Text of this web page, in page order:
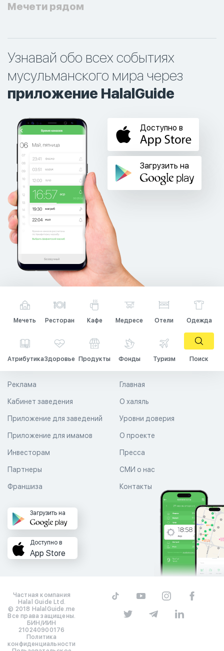
Мечети рядом
Узнавай обо всех событиях
мусульманского мира через
приложение HalalGuide
Доступно в
Загрузить на
Мечеть Ресторан Кафе Медресе Отели Одежда
АтрибутикаЗдоровье Продукты Фонды Туризм Поиск
Главная
О халяль
Уровни доверия
Реклама
Кабинет заведения
Приложение для заведений
Приложение для имамов О проекте
Пресса
СМИ о нас
Контакты
Инвесторам
Партнеры
Франшиза
Загрузить на
Доступно в
App Store
Частная компания
Halal Guide Ltd.
© 2018 HalalGuide.me
Все права защищены.
БИН/ИИН
210240900176
Политика
конфиденциальности